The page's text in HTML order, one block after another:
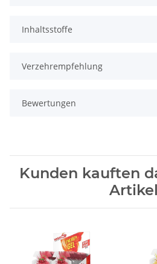
Inhaltsstoffe
Verzehrempfehlung
Bewertungen
Kunden kauften